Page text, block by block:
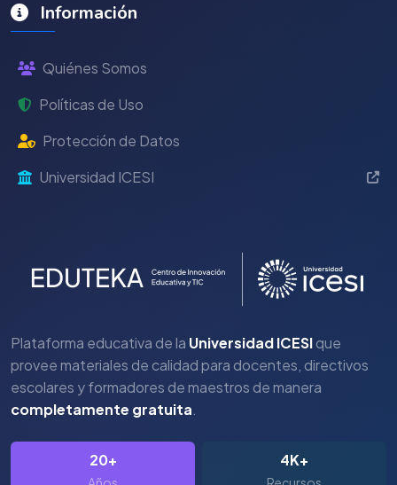
Información
Quiénes Somos
Políticas de Uso
Protección de Datos
Universidad ICESI
Plataforma educativa de la Universidad ICESIque
provee materiales de calidad para docentes, directivos
escolares y formadores de maestros de manera
completamente gratuita.
20+ 4K+